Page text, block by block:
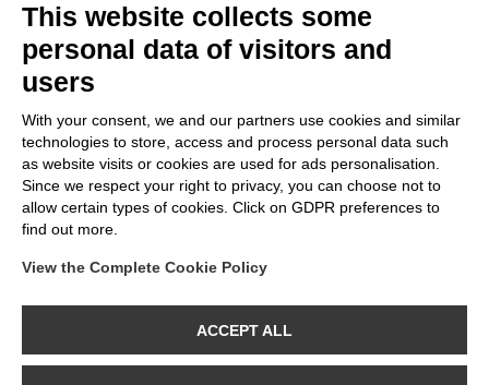
Message concernant la confidentialité des données clients
I dati personali che ci fornisci sono utilizzati per rispondere alle
informazioni specifiche. Hai il diritto di modificare e cancellare
tutte le informazioni personali che si trovano nella pagina "Il
mio Account".
ENREGISTRER
CATALOGUE CONTACTS À PROPOS
This website collects some
personal data of visitors and
users
With your consent, we and our partners use cookies and similar
technologies to store, access and process personal data such
as website visits or cookies are used for ads personalisation.
Since we respect your right to privacy, you can choose not to
allow certain types of cookies. Click on GDPR preferences to
find out more.
View the Complete Cookie Policy
ACCEPT ALL